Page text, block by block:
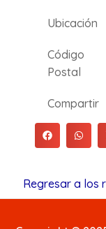
Ubicación
Código
Postal
Compartir
Regresar a los